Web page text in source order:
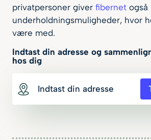
privatpersoner giver fibernet også
underholdningsmuligheder, hvor
være med.
Indtast din adresse og
hos dig